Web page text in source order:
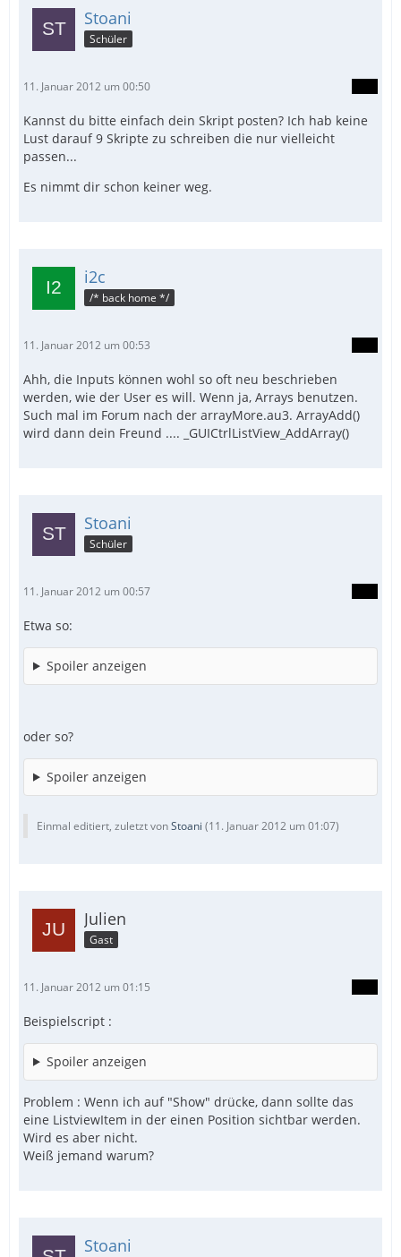
Stoani
Schüler
11. Januar 2012 um 00:50
Kannst du bitte einfach dein Skript posten? Ich hab keine
Lust darauf 9 Skripte zu schreiben die nur vielleicht
passen...
Es nimmt dir schon keiner weg.
i2c
/* back home */
11. Januar 2012 um 00:53
Ahh, die Inputs können wohl so oft neu beschrieben
werden, wie der User es will. Wenn ja, Arrays benutzen.
Such mal im Forum nach der arrayMore.au3. ArrayAdd()
wird dann dein Freund .... _GUICtrlListView_AddArray()
Stoani
Schüler
11. Januar 2012 um 00:57
Etwa so:
Spoiler anzeigen
oder so?
Spoiler anzeigen
Einmal editiert, zuletzt vonStoani (11. Januar 2012 um 01:07)
Julien
Gast
11. Januar 2012 um 01:15
Beispielscript :
Spoiler anzeigen
Problem : Wenn ich auf "Show" drücke, dann sollte das
eine ListviewItem in der einen Position sichtbar werden.
Wird es aber nicht.
Weiß jemand warum?
Stoani